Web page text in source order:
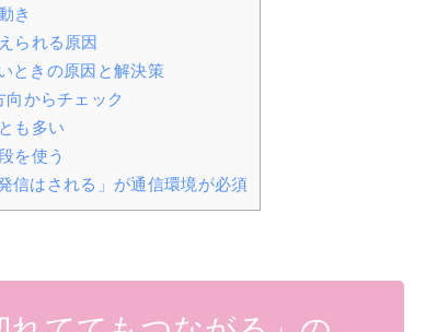
き
られる原因
ときの原因と解決策
からチェック
も多い
を使う
信はされる」が通信環境が必須